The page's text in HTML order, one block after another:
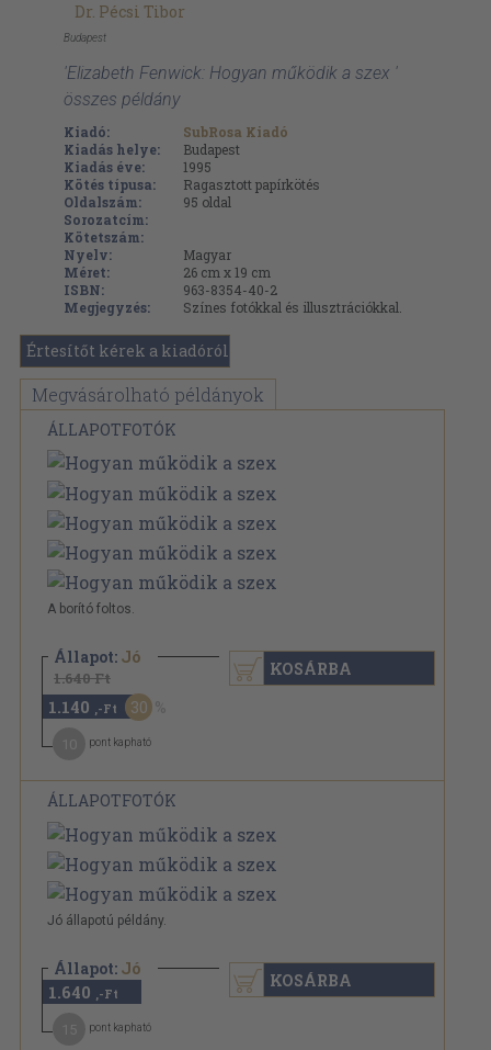
Dr. Pécsi Tibor
Budapest
'Elizabeth Fenwick: Hogyan működik a szex '
összes példány
Kiadó:
SubRosa Kiadó
Kiadás helye:
Budapest
Kiadás éve:
1995
Kötés típusa:
Ragasztott papírkötés
Oldalszám:
95 oldal
Sorozatcím:
Kötetszám:
Nyelv:
Magyar
Méret:
26 cm x 19 cm
ISBN:
963-8354-40-2
Megjegyzés:
Színes fotókkal és illusztrációkkal.
Értesítőt kérek a kiadóról
Megvásárolható példányok
ÁLLAPOTFOTÓK
A borító foltos.
Állapot: Jó
1.640 Ft
1.140 ,-Ft 30
pont kapható
KOSÁRBA
ÁLLAPOTFOTÓK
Jó állapotú példány.
Állapot: Jó
1.640 ,-Ft
pont kapható
KOSÁRBA